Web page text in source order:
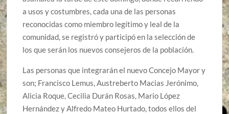
a usos y costumbres, cada una de las personas
reconocidas como miembro legítimo y leal de la
comunidad, se registró y participó en la selección de
los que serán los nuevos consejeros de la población.
Las personas que integrarán el nuevo Concejo Mayor y
son; Francisco Lemus, Austreberto Macias Jerónimo,
Alicia Roque, Cecilia Durán Rosas, Mario López
Hernández y Alfredo Mateo Hurtado, todos ellos del